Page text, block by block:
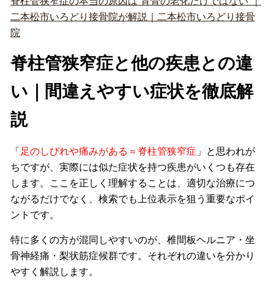
二本松市いろどり接骨院が解説｜二本松市いろどり接骨
院
脊柱管狭窄症と他の疾患との違
い｜間違えやすい症状を徹底解
説
「 足のしびれや痛みがある＝脊柱管狭窄症 」と思われが
ちですが、実際には似た症状を持つ疾患がいくつも存在
します。ここを正しく理解することは、適切な治療につ
ながるだけでなく、検索でも上位表示を狙う重要なポイ
ントです。
特に多くの方が混同しやすいのが、椎間板ヘルニア・坐
骨神経痛・梨状筋症候群です。それぞれの違いを分かり
やすく解説します。